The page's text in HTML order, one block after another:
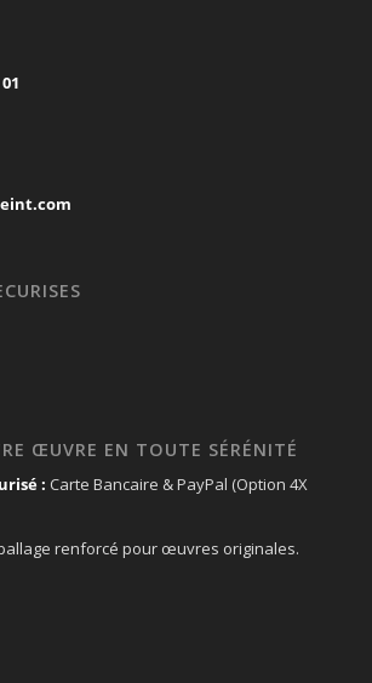
ŒUVRE EN TOUTE SÉRÉNITÉ
: Carte Bancaire & PayPal (Option 4X
renforcé pour œuvres originales.